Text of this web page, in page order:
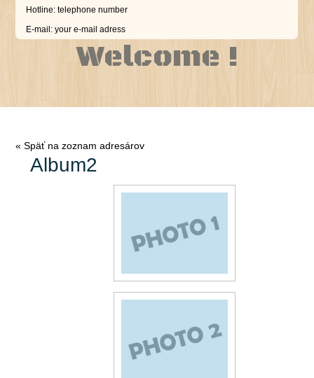
Hotline: telephone number
E-mail:your e-mail adress
Welcome !
« Späť na zoznam adresárov
Album2